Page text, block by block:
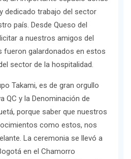
dedicado trabajo del sector
país. Desde Queso del
a nuestros amigos del
fueron galardonados en estos
sector de la hospitalidad.
Takami, es de gran orgullo
QC y la Denominación de
porque saber que nuestros
como estos, nos
La ceremonia se llevó a
en el Chamorro